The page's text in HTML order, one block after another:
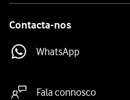
Contacta-nos
WhatsApp
Fala connosco